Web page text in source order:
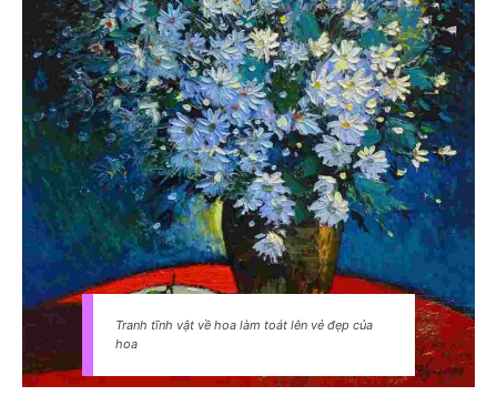
Tranh tĩnh vật về hoa làm toát lên vẻ đẹp của
hoa